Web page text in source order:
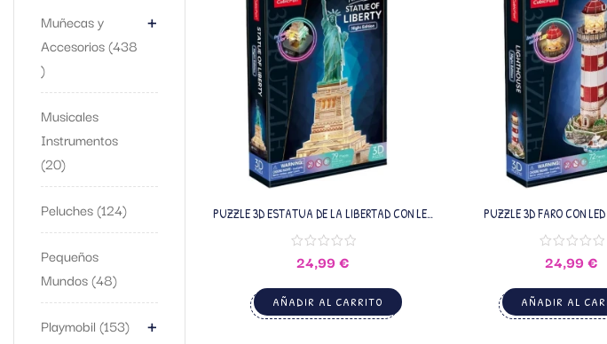
Muñecas y
Accesorios 438
+
Musicales
Instrumentos
20
Peluches 124
Pequeños
Mundos 48
Playmobil 153 +
PUZZLE 3D ESTATUA DE LA LIBERTAD CON LED
24,99 €
AÑADIR AL CARRITO
PUZZLE 3D FARO CON
24,99 €
AÑADIR AL